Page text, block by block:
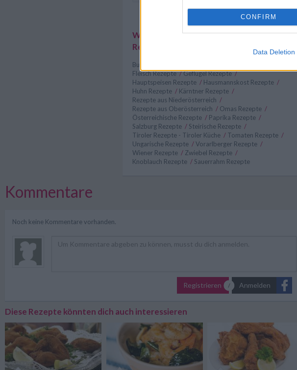
CONFIRM
Data Deletion
Weitere interessante
Rezeptsammlungen
Burgenländische Rezepte
Fleisch Rezepte/Geflügel Rezepte/
Hauptspeisen Rezepte / Hausmannskost Rezepte /
Huhn Rezepte / Kärntner Rezepte /
Rezepte aus Niederösterreich /
Rezepte aus Oberösterreich / Omas Rezepte /
Österreichische Rezepte / Paprika Rezepte /
Salzburg Rezepte / Steirische Rezepte /
Tiroler Rezepte - Tiroler Küche / Tomaten Rezepte /
Ungarische Rezepte /Vorarlberger Rezepte /
Wiener Rezepte / Zwiebel Rezepte /
Knoblauch Rezepte / Sauerrahm Rezepte
Kommentare
Noch keine Kommentare vorhanden.
Registrieren Anmelden
Diese Rezepte könnten dich auch interessieren